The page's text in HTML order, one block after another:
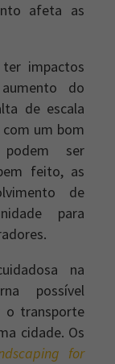
afeta as
impactos
do
de escala
um bom
podem ser
feito, as
de
para
na
possível
o transporte
cidade. Os
for